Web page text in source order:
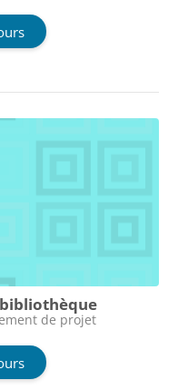
bibliothèque
de projet